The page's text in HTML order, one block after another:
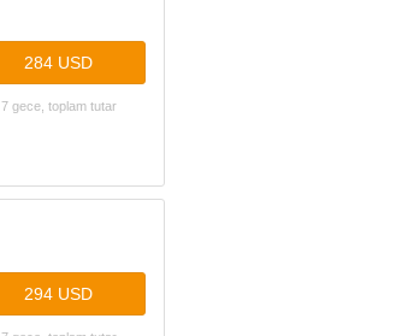
284 USD
7 gece, toplam tutar
294 USD